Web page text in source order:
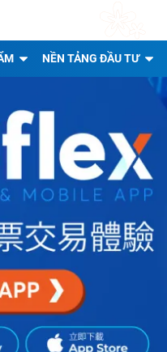
NỀN TẢNG ĐẦU TƯ